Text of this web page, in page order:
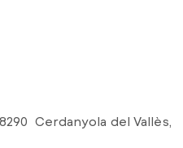
Cerdanyola del Vallès,